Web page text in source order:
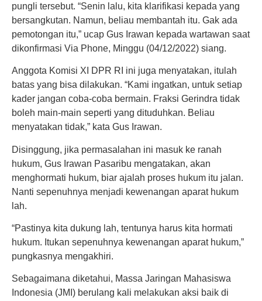
pungli tersebut. “Senin lalu, kita klarifikasi kepada yang
bersangkutan. Namun, beliau membantah itu. Gak ada
pemotongan itu,” ucap Gus Irawan kepada wartawan saat
dikonfirmasi Via Phone, Minggu (04/12/2022) siang.
Anggota Komisi XI DPR RI ini juga menyatakan, itulah
batas yang bisa dilakukan. “Kami ingatkan, untuk setiap
kader jangan coba-coba bermain. Fraksi Gerindra tidak
boleh main-main seperti yang dituduhkan. Beliau
menyatakan tidak,” kata Gus Irawan.
Disinggung, jika permasalahan ini masuk ke ranah
hukum, Gus Irawan Pasaribu mengatakan, akan
menghormati hukum, biar ajalah proses hukum itu jalan.
Nanti sepenuhnya menjadi kewenangan aparat hukum
lah.
“Pastinya kita dukung lah, tentunya harus kita hormati
hukum. Itukan sepenuhnya kewenangan aparat hukum,”
pungkasnya mengakhiri.
Sebagaimana diketahui, Massa Jaringan Mahasiswa
Indonesia (JMI) berulang kali melakukan aksi baik di